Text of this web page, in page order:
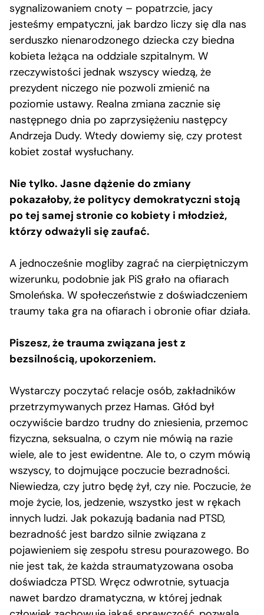
sygnalizowaniem cnoty – popatrzcie, jacy
jesteśmy empatyczni, jak bardzo liczy się dla nas
serduszko nienarodzonego dziecka czy biedna
kobieta leżąca na oddziale szpitalnym. W
rzeczywistości jednak wszyscy wiedzą, że
prezydent niczego nie pozwoli zmienić na
poziomie ustawy. Realna zmiana zacznie się
następnego dnia po zaprzysiężeniu następcy
Andrzeja Dudy. Wtedy dowiemy się, czy protest
kobiet został wysłuchany.
Nie tylko. Jasne dążenie do zmiany
pokazałoby, że politycy demokratyczni stoją
po tej samej stronie co kobiety i młodzież,
którzy odważyli się zaufać.
A jednocześnie mogliby zagrać na cierpiętniczym
wizerunku, podobnie jak PiS grało na ofiarach
Smoleńska. W społeczeństwie z doświadczeniem
traumy taka gra na ofiarach i obronie ofiar działa.
Piszesz, że trauma związana jest z
bezsilnością, upokorzeniem.
Wystarczy poczytać relacje osób, zakładników
przetrzymywanych przez Hamas. Głód był
oczywiście bardzo trudny do zniesienia, przemoc
fizyczna, seksualna, o czym nie mówią na razie
wiele, ale to jest ewidentne. Ale to, o czym mówią
wszyscy, to dojmujące poczucie bezradności.
Niewiedza, czy jutro będę żył, czy nie. Poczucie, że
moje życie, los, jedzenie, wszystko jest w rękach
innych ludzi. Jak pokazują badania nad PTSD,
bezradność jest bardzo silnie związana z
pojawieniem się zespołu stresu pourazowego. Bo
nie jest tak, że każda straumatyzowana osoba
doświadcza PTSD. Wręcz odwrotnie, sytuacja
nawet bardzo dramatyczna, w której jednak